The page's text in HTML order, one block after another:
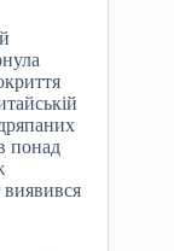
понад